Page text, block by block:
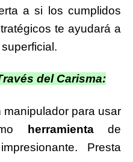
a si los cumplidos
te ayudará a
del Carisma:
para usar
herramientade
Presta